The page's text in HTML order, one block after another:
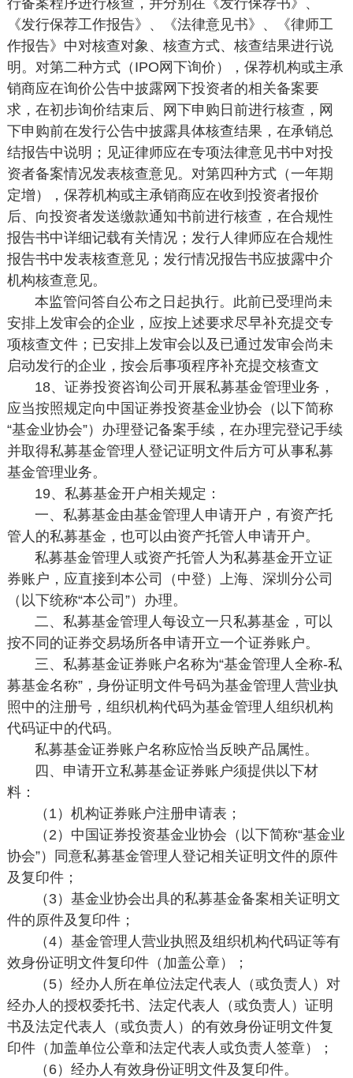
《发行保荐工作报告》、《法律意见书》、《律师工
作报告》中对核查对象、核查方式、核查结果进行说
明。对第二种方式（IPO网下询价），保荐机构或主承
销商应在询价公告中披露网下投资者的相关备案要
求，在初步询价结束后、网下申购日前进行核查，网
下申购前在发行公告中披露具体核查结果，在承销总
结报告中说明；见证律师应在专项法律意见书中对投
资者备案情况发表核查意见。对第四种方式（一年期
定增），保荐机构或主承销商应在收到投资者报价
后、向投资者发送缴款通知书前进行核查，在合规性
报告书中详细记载有关情况；发行人律师应在合规性
报告书中发表核查意见；发行情况报告书应披露中介
机构核查意见。
本监管问答自公布之日起执行。此前已受理尚未
安排上发审会的企业，应按上述要求尽早补充提交专
项核查文件；已安排上发审会以及已通过发审会尚未
启动发行的企业，按会后事项程序补充提交核查文
18、证券投资咨询公司开展私募基金管理业务，
应当按照规定向中国证券投资基金业协会（以下简称
“基金业协会”）办理登记备案手续，在办理完登记手续
并取得私募基金管理人登记证明文件后方可从事私募
基金管理业务。
19、私募基金开户相关规定：
一、私募基金由基金管理人申请开户，有资产托
管人的私募基金，也可以由资产托管人申请开户。
私募基金管理人或资产托管人为私募基金开立证
券账户，应直接到本公司（中登）上海、深圳分公司
（以下统称“本公司”）办理。
二、私募基金管理人每设立一只私募基金，可以
按不同的证券交易场所各申请开立一个证券账户。
三、私募基金证券账户名称为“基金管理人全称-私
募基金名称”，身份证明文件号码为基金管理人营业执
照中的注册号，组织机构代码为基金管理人组织机构
代码证中的代码。
私募基金证券账户名称应恰当反映产品属性。
四、申请开立私募基金证券账户须提供以下材
料：
（1）机构证券账户注册申请表；
（2）中国证券投资基金业协会（以下简称“基金业
协会”）同意私募基金管理人登记相关证明文件的原件
及复印件；
（3）基金业协会出具的私募基金备案相关证明文
件的原件及复印件；
（4）基金管理人营业执照及组织机构代码证等有
效身份证明文件复印件（加盖公章）；
（5）经办人所在单位法定代表人（或负责人）对
经办人的授权委托书、法定代表人（或负责人）证明
书及法定代表人（或负责人）的有效身份证明文件复
印件（加盖单位公章和法定代表人或负责人签章）；
（6）经办人有效身份证明文件及复印件。